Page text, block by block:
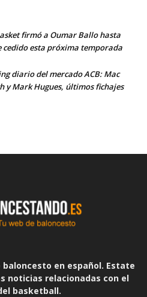
firmó a Oumar Ballo hasta
cedido esta próxima temporada
diario del mercado ACB: Mac
y Mark Hugues, últimos fichajes
en español. Estate
noticias relacionadas con el
basketball.